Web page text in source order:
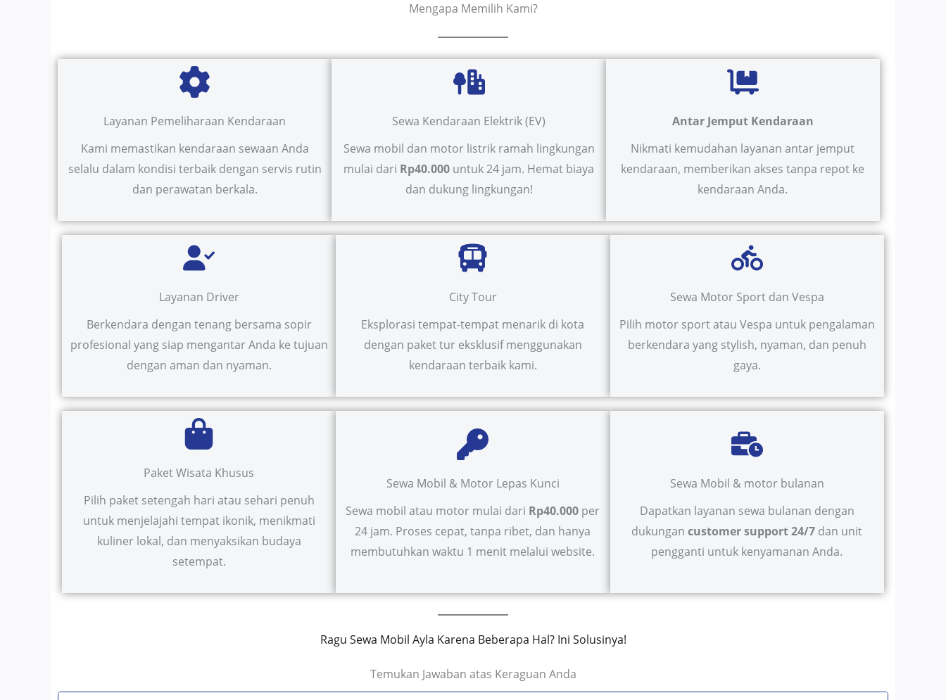
Mengapa Memilih Kami?
Layanan Pemeliharaan Kendaraan
Kami memastikan kendaraan sewaan Anda
selalu dalam kondisi terbaik dengan servis rutin
dan perawatan berkala.
Sewa Kendaraan Elektrik (EV)
Sewa mobil dan motor listrik ramah lingkungan
mulai dari Rp40.000 untuk 24 jam. Hemat biaya
dan dukung lingkungan!
Antar Jemput Kendaraan
Nikmati kemudahan layanan antar jemput
kendaraan, memberikan akses tanpa repot ke
kendaraan Anda.
Layanan Driver
Berkendara dengan tenang bersama sopir
profesional yang siap mengantar Anda ke tujuan
dengan aman dan nyaman.
City Tour
Eksplorasi tempat-tempat menarik di kota
dengan paket tur eksklusif menggunakan
kendaraan terbaik kami.
Sewa Motor Sport dan Vespa
Pilih motor sport atau Vespa untuk pengalaman
berkendara yang stylish, nyaman, dan penuh
gaya.
Paket Wisata Khusus
Pilih paket setengah hari atau sehari penuh
untuk menjelajahi tempat ikonik, menikmati
kuliner lokal, dan menyaksikan budaya
setempat.
Sewa Mobil & Motor Lepas Kunci
Sewa mobil atau motor mulai dari Rp40.000 per
24 jam. Proses cepat, tanpa ribet, dan hanya
membutuhkan waktu 1 menit melalui website.
Sewa Mobil & motor bulanan
Dapatkan layanan sewa bulanan dengan
dukungancustomer support 24/7 dan unit
pengganti untuk kenyamanan Anda.
Ragu Sewa Mobil Ayla Karena Beberapa Hal? Ini Solusinya!
Temukan Jawaban atas Keraguan Anda